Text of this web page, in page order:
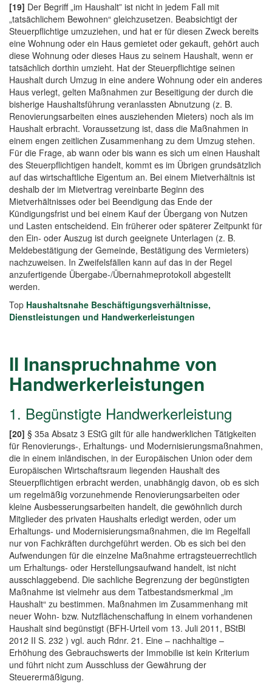
[19] Der Begriff „im Haushalt” ist nicht in jedem Fall mit
„tatsächlichem Bewohnen“ gleichzusetzen. Beabsichtigt der
Steuerpflichtige umzuziehen, und hat er für diesen Zweck bereits
eine Wohnung oder ein Haus gemietet oder gekauft, gehört auch
diese Wohnung oder dieses Haus zu seinem Haushalt, wenn er
tatsächlich dorthin umzieht. Hat der Steuerpflichtige seinen
Haushalt durch Umzug in eine andere Wohnung oder ein anderes
Haus verlegt, gelten Maßnahmen zur Beseitigung der durch die
bisherige Haushaltsführung veranlassten Abnutzung (z. B.
Renovierungsarbeiten eines ausziehenden Mieters) noch als im
Haushalt erbracht. Voraussetzung ist, dass die Maßnahmen in
einem engen zeitlichen Zusammenhang zu dem Umzug stehen.
Für die Frage, ab wann oder bis wann es sich um einen Haushalt
des Steuerpflichtigen handelt, kommt es im Übrigen grundsätzlich
auf das wirtschaftliche Eigentum an. Bei einem Mietverhältnis ist
deshalb der im Mietvertrag vereinbarte Beginn des
Mietverhältnisses oder bei Beendigung das Ende der
Kündigungsfrist und bei einem Kauf der Übergang von Nutzen
und Lasten entscheidend. Ein früherer oder späterer Zeitpunkt für
den Ein- oder Auszug ist durch geeignete Unterlagen (z. B.
Meldebestätigung der Gemeinde, Bestätigung des Vermieters)
nachzuweisen. In Zweifelsfällen kann auf das in der Regel
anzufertigende Übergabe-/Übernahmeprotokoll abgestellt
werden.
Top Haushaltsnahe Beschäftigungsverhältnisse,
Dienstleistungen und Handwerkerleistungen
II Inanspruchnahme von
Handwerkerleistungen
1. Begünstigte Handwerkerleistung
[20] § 35a Absatz 3 EStG gilt für alle handwerklichen Tätigkeiten
für Renovierungs-, Erhaltungs- und Modernisierungsmaßnahmen,
die in einem inländischen, in der Europäischen Union oder dem
Europäischen Wirtschaftsraum liegenden Haushalt des
Steuerpflichtigen erbracht werden, unabhängig davon, ob es sich
um regelmäßig vorzunehmende Renovierungsarbeiten oder
kleine Ausbesserungsarbeiten handelt, die gewöhnlich durch
Mitglieder des privaten Haushalts erledigt werden, oder um
Erhaltungs- und Modernisierungsmaßnahmen, die im Regelfall
nur von Fachkräften durchgeführt werden. Ob es sich bei den
Aufwendungen für die einzelne Maßnahme ertragsteuerrechtlich
um Erhaltungs- oder Herstellungsaufwand handelt, ist nicht
ausschlaggebend. Die sachliche Begrenzung der begünstigten
Maßnahme ist vielmehr aus dem Tatbestandsmerkmal „im
Haushalt“ zu bestimmen. Maßnahmen im Zusammenhang mit
neuer Wohn- bzw. Nutzflächenschaffung in einem vorhandenen
Haushalt sind begünstigt (BFH-Urteil vom 13. Juli 2011, BStBl
2012 II S. 232 ) vgl. auch Rdnr. 21. Eine – nachhaltige –
Erhöhung des Gebrauchswerts der Immobilie ist kein Kriterium
und führt nicht zum Ausschluss der Gewährung der
Steuerermäßigung.